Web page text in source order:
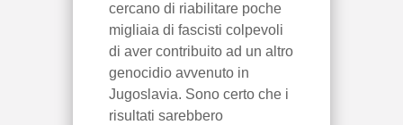
cercano di riabilitare poche
migliaia di fascisti colpevoli
di aver contribuito ad un altro
genocidio avvenuto in
Jugoslavia. Sono certo che i
risultati sarebbero